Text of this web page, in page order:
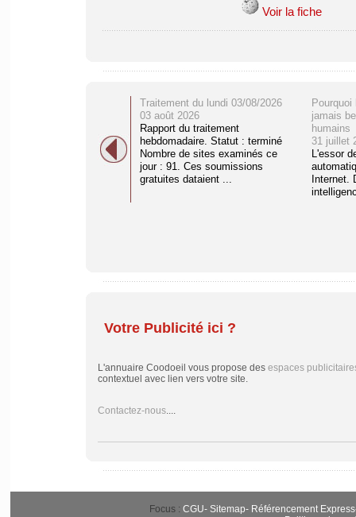
Voir la fiche
Traitement du lundi 03/08/2026
03 août 2026
Rapport du traitement
hebdomadaire. Statut : terminé
Nombre de sites examinés ce
jour : 91. Ces soumissions
gratuites dataient ...
jamais
humains
31 juillet
L'essor
Internet.
Votre Publicité ici ?
L'annuaire Coodoeil vous propose des espaces
contextuel avec lien vers votre site.
Contactez-nous....
Focus : CGU- Sitemap- Référencement Express